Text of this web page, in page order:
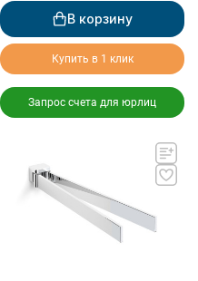
В корзину
Купить в 1 клик
Запрос счета для юрлиц